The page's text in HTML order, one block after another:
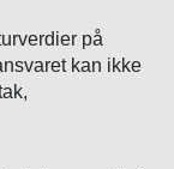
på
kan ikke